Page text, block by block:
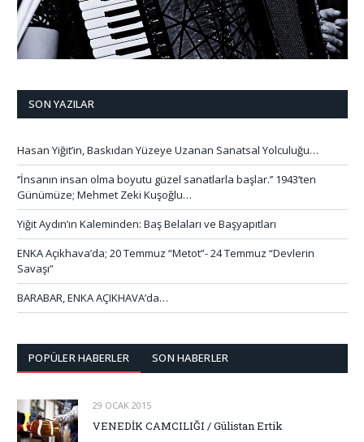
SON YAZILAR
Hasan Yiğit’in, Baskıdan Yüzeye Uzanan Sanatsal Yolculuğu…
‘’İnsanın insan olma boyutu güzel sanatlarla başlar.’’ 1943’ten
Günümüze; Mehmet Zeki Kuşoğlu…
Yiğit Aydın’ın Kaleminden: Baş Belaları ve Başyapıtları
ENKA Açıkhava’da; 20 Temmuz “Metot”- 24 Temmuz “Devlerin
Savaşı”
BARABAR, ENKA AÇIKHAVA’da…
POPÜLER HABERLER SON HABERLER
29 OCAK 2015
VENEDİK CAMCILIĞI / Gülistan Ertik